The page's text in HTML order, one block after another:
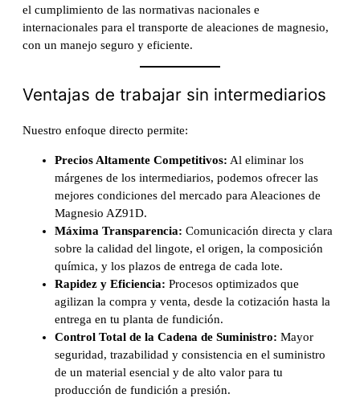
el cumplimiento de las normativas nacionales e
internacionales para el transporte de aleaciones de magnesio,
con un manejo seguro y eficiente.
Ventajas de trabajar sin intermediarios
Nuestro enfoque directo permite:
Precios Altamente Competitivos: Al eliminar los
márgenes de los intermediarios, podemos ofrecer las
mejores condiciones del mercado para Aleaciones de
Magnesio AZ91D.
Máxima Transparencia: Comunicación directa y clara
sobre la calidad del lingote, el origen, la composición
química, y los plazos de entrega de cada lote.
Rapidez y Eficiencia: Procesos optimizados que
agilizan la compra y venta, desde la cotización hasta la
entrega en tu planta de fundición.
Control Total de la Cadena de Suministro: Mayor
seguridad, trazabilidad y consistencia en el suministro
de un material esencial y de alto valor para tu
producción de fundición a presión.